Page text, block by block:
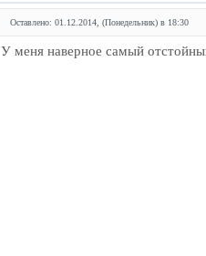
Оставлено: 01.12.2014, (Понедельник) в 18:30
У меня наверное самый